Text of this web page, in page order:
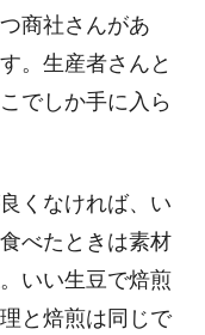
商社さんがあ
。生産者さんと
でしか手に入ら
くなければ、い
べたときは素材
いい生豆で焙煎
と焙煎は同じで